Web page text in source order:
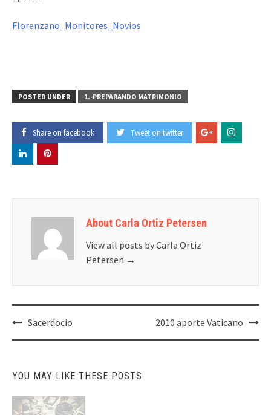
Florenzano_Monitores_Novios
POSTED UNDER 1.-PREPARANDO MATRIMONIO
Share on facebook Tweet on twitter
About Carla Ortiz Petersen
View all posts by Carla Ortiz
Petersen →
Post
navigation
Sacerdocio 2010 aporte Vaticano
YOU MAY LIKE THESE POSTS